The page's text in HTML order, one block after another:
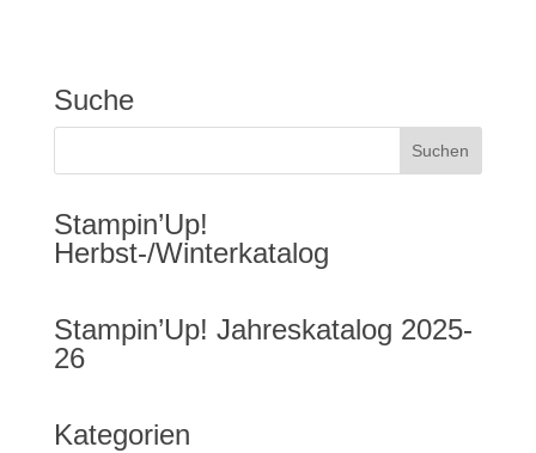
Suche
Stampin’Up!
Herbst-/Winterkatalog
Stampin’Up! Jahreskatalog 2025-
26
Kategorien